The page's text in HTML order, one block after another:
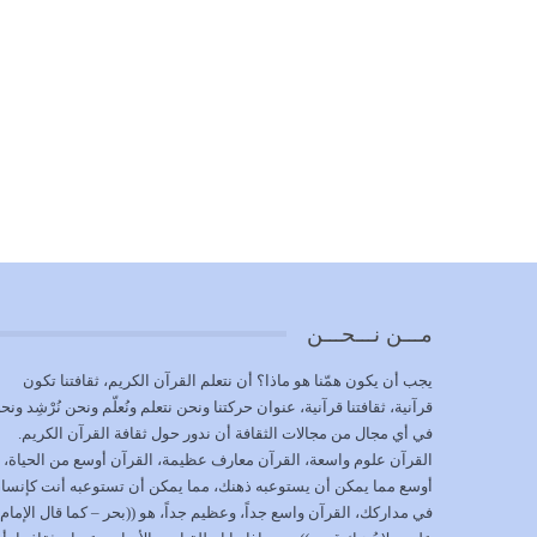
مـــن نـــحـــن
يجب أن يكون همّنا هو ماذا؟ أن نتعلم القرآن الكريم، ثقافتنا تكون
قرآنية، ثقافتنا قرآنية، عنوان حركتنا ونحن نتعلم ونُعلّم ونحن نُرْشِد
في أي مجال من مجالات الثقافة أن ندور حول ثقافة القرآن الكريم.
القرآن علوم واسعة، القرآن معارف عظيمة، القرآن أوسع من الحياة،
أوسع مما يمكن أن يستوعبه ذهنك، مما يمكن أن تستوعبه أنت
في مداركك، القرآن واسع جداً، وعظيم جداً، هو ((بحر – كما قال الإمام